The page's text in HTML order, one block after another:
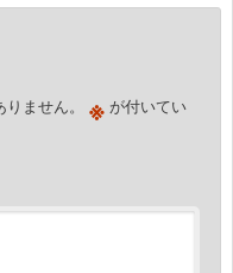
ません。 ※が付いてい